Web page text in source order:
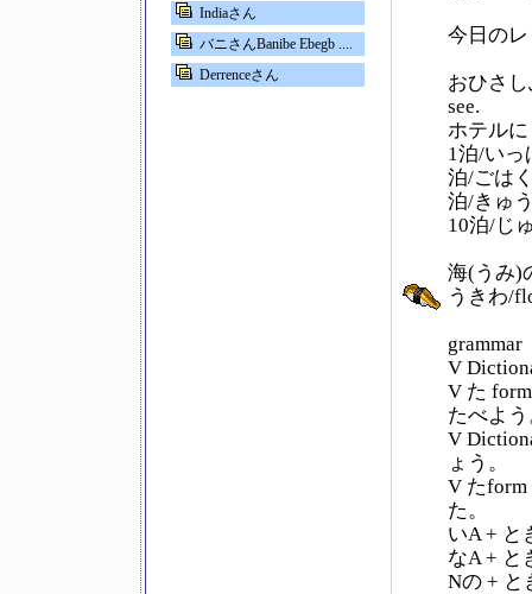
Indiaさん
バニさんBanibe Ebegb ....
Derrenceさん
今日の
おひさ
see.
ホテル
1泊/い
泊/ごは
泊/きゅ
10泊/じ
海(うみ)
うきわ/
grammar
V
V た
たべよ
V
ょう。
V た
た。
いA +
なA +
Nの +